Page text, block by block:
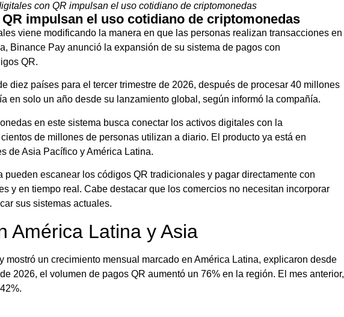
con QR impulsan el uso cotidiano de criptomonedas
impulsan el uso cotidiano de criptomonedas
viene modificando la manera en que las personas realizan transacciones en
Binance Pay anunció la expansión de su sistema de pagos con
QR.
diez países para el tercer trimestre de 2026, después de procesar 40 millones
en solo un año desde su lanzamiento global, según informó la compañía.
en este sistema busca conectar los activos digitales con la
de millones de personas utilizan a diario. El producto ya está en
de Asia Pacífico y América Latina.
pueden escanear los códigos QR tradicionales y pagar directamente con
y en tiempo real. Cabe destacar que los comercios no necesitan incorporar
sus sistemas actuales.
América Latina y Asia
mostró un crecimiento mensual marcado en América Latina, explicaron desde
2026, el volumen de pagos QR aumentó un 76% en la región. El mes anterior,